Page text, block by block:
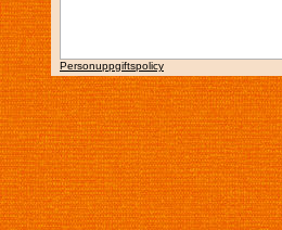
Personuppgiftspolicy